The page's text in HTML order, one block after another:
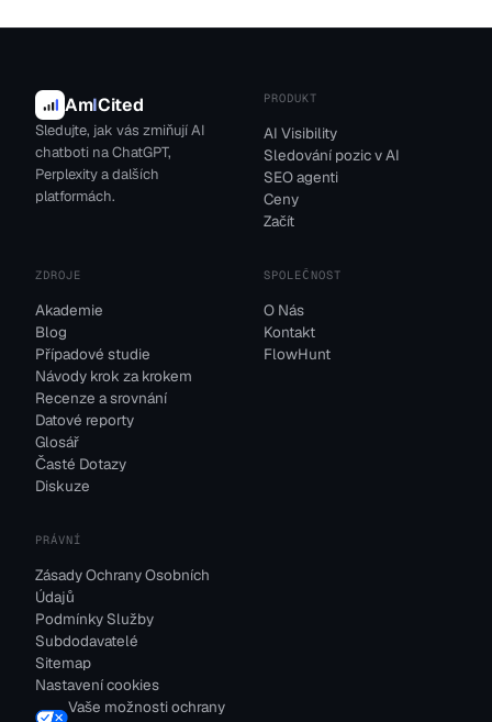
AmICited
Sledujte, jak vás zmiňují AI
chatboti na ChatGPT,
Perplexity a dalších
platformách.
PRODUKT
AI Visibility
Sledování pozic v AI
SEO agenti
Ceny
Začít
ZDROJE
Akademie
Blog
Případové studie
Návody krok za krokem
Recenze a srovnání
Datové reporty
Glosář
Časté Dotazy
Diskuze
SPOLEČNOST
O Nás
Kontakt
FlowHunt
PRÁVNÍ
Zásady Ochrany Osobních
Údajů
Podmínky Služby
Subdodavatelé
Sitemap
Nastavení cookies
Vaše možnosti ochrany